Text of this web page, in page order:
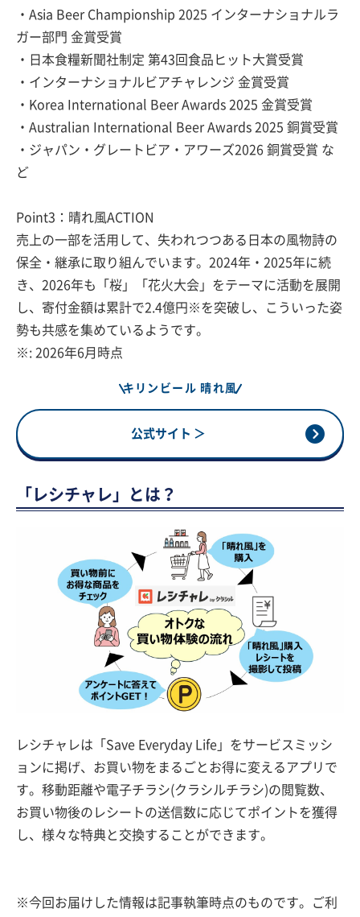
・Asia Beer Championship 2025 インターナショナルラ
ガー部門 金賞受賞
・日本食糧新聞社制定 第43回食品ヒット大賞受賞
・インターナショナルビアチャレンジ 金賞受賞
・Korea International Beer Awards 2025 金賞受賞
・Australian International Beer Awards 2025 銅賞受賞
・ジャパン・グレートビア・アワーズ2026 銅賞受賞 な
ど
Point3：晴れ風ACTION
売上の一部を活用して、失われつつある日本の風物詩の
保全・継承に取り組んでいます。2024年・2025年に続
き、2026年も「桜」「花火大会」をテーマに活動を展開
し、寄付金額は累計で2.4億円※を突破し、こういった姿
勢も共感を集めているようです。
※: 2026年6月時点
キリンビール 晴れ風
公式サイト ＞
「レシチャレ」とは？
レシチャレは「Save Everyday Life」をサービスミッシ
ョンに掲げ、お買い物をまるごとお得に変えるアプリで
す。移動距離や電子チラシ(クラシルチラシ)の閲覧数、
お買い物後のレシートの送信数に応じてポイントを獲得
し、様々な特典と交換することができます。
※今回お届けした情報は記事執筆時点のものです。ご利